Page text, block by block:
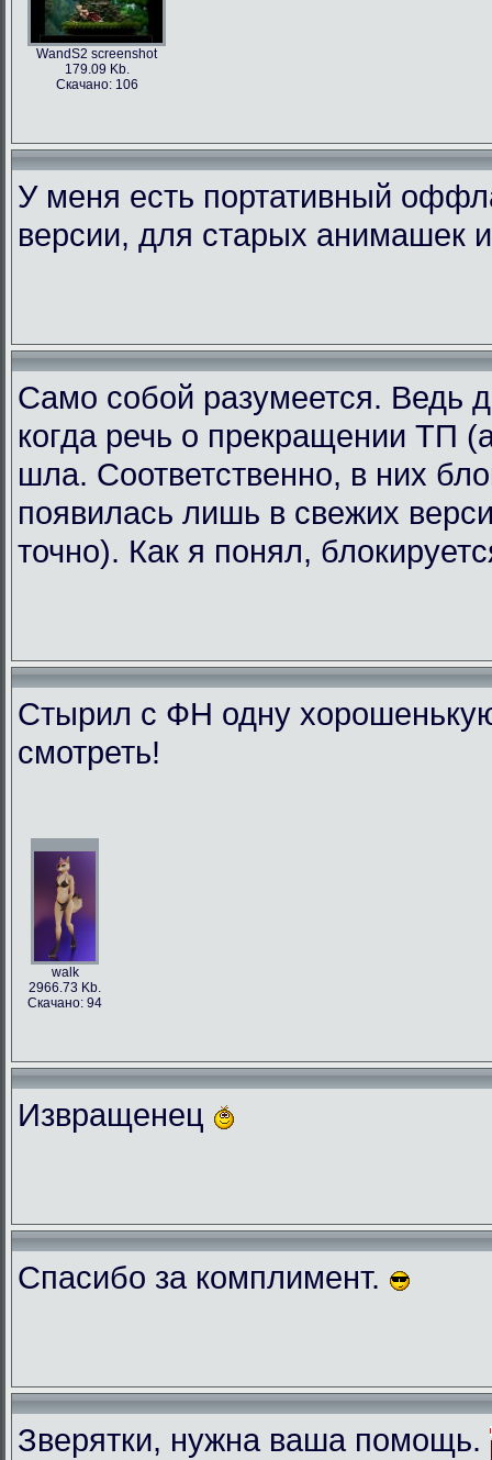
WandS2 screenshot
179.09 Kb.
Скачано: 106
У меня есть портативный
версии, для старых анимашек
Само собой разумеется. Ведь
когда речь о прекращении ТП
шла. Соответственно, в них
появилась лишь в свежих
точно). Как я понял,
Стырил с ФН одну
смотреть!
walk
2966.73 Kb.
Скачано: 94
Извращенец
Спасибо за комплимент.
Зверятки, нужна ваша помощь.